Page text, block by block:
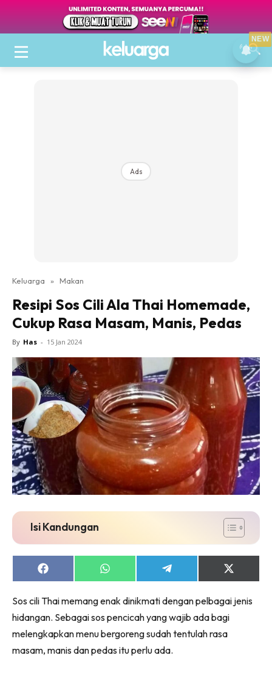
Ads
Keluarga » Makan
Resipi Sos Cili Ala Thai Homemade,
Cukup Rasa Masam, Manis, Pedas
By Has - 15 Jan 2024
Isi Kandungan
Share
on
Share
on
Share
on
Share
on
(Twitter)
Sos cili Thai memang enak dinikmati dengan pelbagai jenis
hidangan. Sebagai sos pencicah yang wajib ada bagi
melengkapkan menu bergoreng sudah tentulah rasa
masam, manis dan pedas itu perlu ada.
NEW